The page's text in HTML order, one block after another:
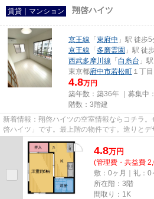
賃貸｜マンション 翔啓ハイツ
京王線 「 東府中 」駅 徒歩5
京王線 「 多磨霊園 」駅 徒
西武多摩川線 「 白糸台 」
東京都府中市若松町 １丁
4.8万円
築年数：築36年 ｜募集中：
階数：3階建
新着情報：翔啓ハイツの空室情報ならコチラ
啓ハイツ」です。最上階の物件です。造りと
報を提供できるマンションで...
4.8万円
(管理費・共益費
敷：0ヶ月｜礼：0
所在階：3階
間取り：1K